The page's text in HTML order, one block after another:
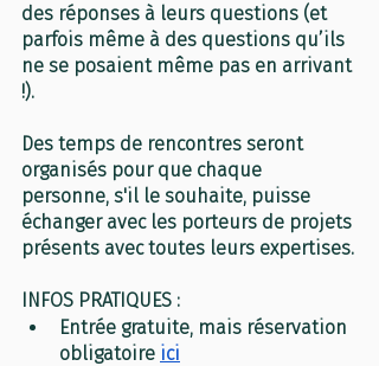
des réponses à leurs questions (et
parfois même à des questions qu’ils
ne se posaient même pas en arrivant
!).
Des temps de rencontres seront
organisés pour que chaque
personne, s'il le souhaite, puisse
échanger avec les porteurs de projets
présents avec toutes leurs expertises.
INFOS PRATIQUES :
Entrée gratuite, mais réservation
obligatoire ici